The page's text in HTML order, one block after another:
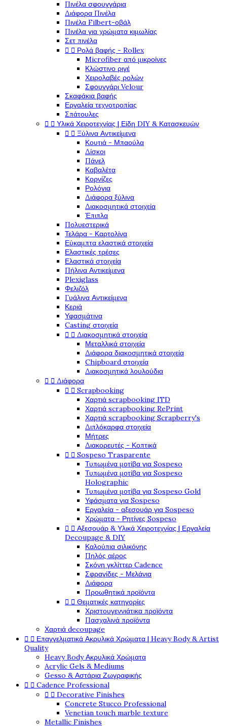
Πινέλα σφουγγάρια
Διάφορα Πινέλα
Πινέλα Filbert-οβάλ
Πινέλα για χρώματα κιμωλίας
Σετ πινέλα
  Ρολά βαφής - Rollex
Microfiber από μικροίνες
Κλώστινο ριγέ
Χειρολαβές ρολών
Σφουγγάρι Velour
Σκαφάκια βαφής
Εργαλεία τεχνοτροπίας
Σπάτουλες
  Υλικά Χειροτεχνίας | Είδη DIY & Κατασκευών
  Ξύλινα Αντικείμενα
Κουτιά - Μπαούλα
Δίσκοι
Πάνελ
Καβαλέτα
Κορνίζες
Ρολόγια
Διάφορα ξύλινα
Διακοσμητικά στοιχεία
Έπιπλα
Πολυεστερικά
Τελάρα - Καρτολίνα
Εύκαμπτα ελαστικά στοιχεία
Ελαστικές τρέσες
Ελαστικά στοιχεία
Πήλινα Αντικείμενα
Plexiglass
Φελιζόλ
Γυάλινα Αντικείμενα
Κεριά
Υφασμάτινα
Casting στοιχεία
  Διακοσμητικά στοιχεία
Μεταλλικά στοιχεία
Διάφορα διακοσμητικά στοιχεία
Chipboard στοιχεία
Διακοσμητικά λουλούδια
  Διάφορα
  Scrapbooking
Χαρτιά scrapbooking ITD
Χαρτιά scrapbooking RePrint
Χαρτιά scrapbooking Scrapberry's
Διπλόκαρφα στοιχεία
Μήτρες
Διακορευτές - Κοπτικά
  Sospeso Trasparente
Τυπωμένα μοτίβα για Sospeso
Τυπωμένα μοτίβα για Sospeso
Holographic
Τυπωμένα μοτίβα για Sospeso Gold
Υφάσματα για Sospeso
Εργαλεία - αξεσουάρ για Sospeso
Χρώματα - Ρητίνες Sospeso
  Αξεσουάρ & Υλικά Χειροτεχνίας | Εργαλεία
Decoupage & DIY
Καλούπια σιλικόνης
Πηλός αέρος
Σκόνη γκλίττερ Cadence
Σφραγίδες - Μελάνια
Διάφορα
Προωθητικά προϊόντα
  Θεματικές κατηγορίες
Χριστουγεννιάτικα προϊόντα
Πασχαλινά προϊόντα
Χαρτιά decoupage
  Επαγγελματικά Ακρυλικά Χρώματα | Heavy Body & Artist
Quality
Heavy Body Ακρυλικά Χρώματα
Acrylic Gels & Mediums
Gesso & Αστάρια Ζωγραφικής
  Cadence Professional
  Decorative Finishes
Concrete Stucco Professional
Venetian touch marble texture
Metallic Finishes